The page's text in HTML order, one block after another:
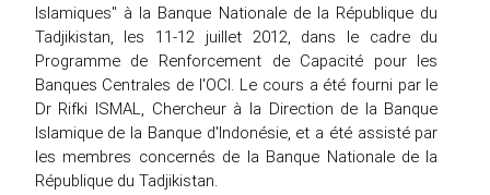
Islamiques" à la Banque Nationale de la République du
Tadjikistan, les 11-12 juillet 2012, dans le cadre du
Programme de Renforcement de Capacité pour les
Banques Centrales de l'OCI. Le cours a été fourni par le
Dr Rifki ISMAL, Chercheur à la Direction de la Banque
Islamique de la Banque d'Indonésie, et a été assisté par
les membres concernés de la Banque Nationale de la
République du Tadjikistan.